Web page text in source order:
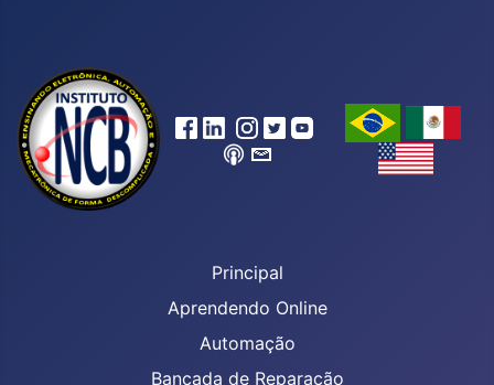
Principal
Aprendendo Online
Automação
Bancada de Reparação